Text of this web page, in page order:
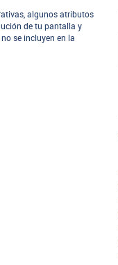
algunos atributos
de tu pantalla y
se incluyen en la